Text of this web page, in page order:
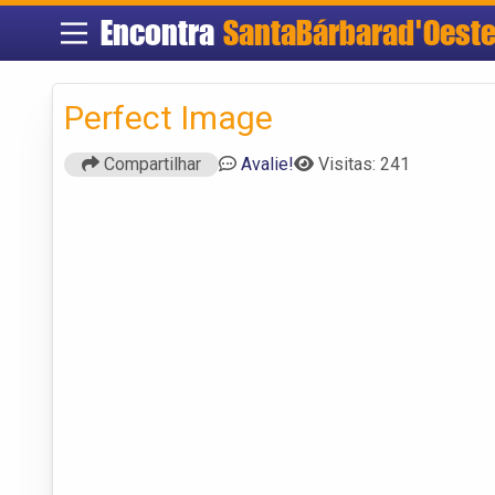
Encontra SantaBárbarad'Oeste
Perfect Image
Compartilhar Avalie! Visitas: 241